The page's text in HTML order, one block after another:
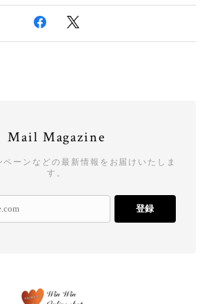
Mail Magazine
ペーンなどの最新情報をお届けいたしま
す。
登録